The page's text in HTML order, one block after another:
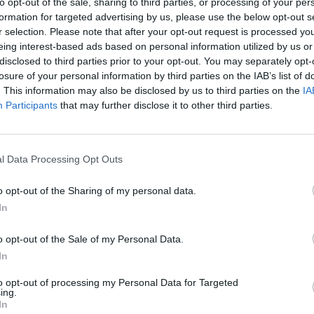
for targeted advertising by us, please use the below opt-out
selection. Please note that after your opt-out request is processed
interest-based ads based on personal information utilized by us
to third parties prior to your opt-out. You may separately
of your personal information by third parties on the IAB’s list of
This information may also be disclosed by us to third parties on the
Participants that may further disclose it to other third parties.
Data Processing Opt Outs
opt-out of the Sharing of my personal data.
opt-out of the Sale of my Personal Data.
opt-out of processing my Personal Data for Targeted
Eladó: Műgyűjtők Háza
Cím: Dudás Attila
Műgyűjtők Háza kft.
Budapest
1023
Bemutatkozás: 2013 nyarán nyitottuk meg
optimális áron, gyorsan találjanak vevőt
gyűjteményüket változatos kínálatunkból.
árverést! Kedd-től péntek-ig 11.00-este 18.00
GALÉRIA TOVÁBBI MŰTÁRGYAI